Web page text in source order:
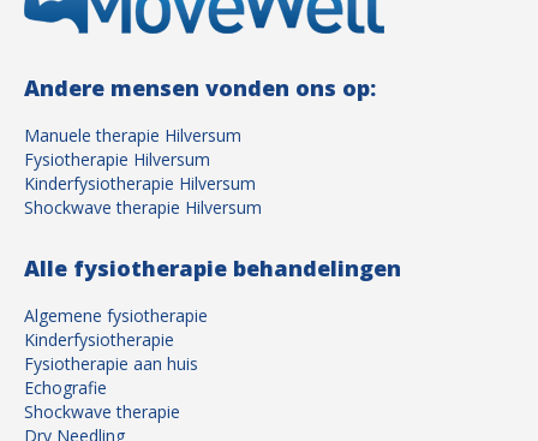
Andere mensen vonden ons op:
Manuele therapie Hilversum
Fysiotherapie Hilversum
Kinderfysiotherapie Hilversum
Shockwave therapie Hilversum
Alle fysiotherapie behandelingen
Algemene fysiotherapie
Kinderfysiotherapie
Fysiotherapie aan huis
Echografie
Shockwave therapie
Dry Needling